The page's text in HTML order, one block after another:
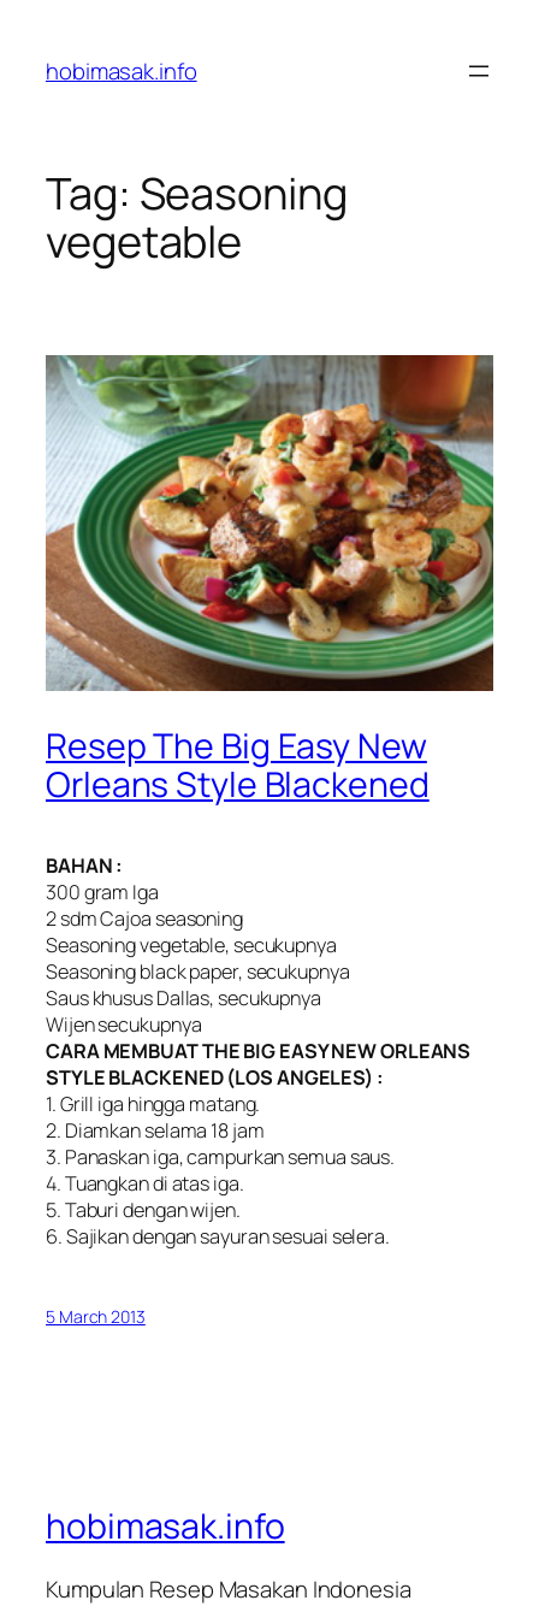
content
hobimasak.info
Tag: Seasoning
vegetable
Resep The Big Easy New
Orleans Style Blackened
BAHAN :
300 gram Iga
2 sdm Cajoa seasoning
Seasoning vegetable, secukupnya
Seasoning black paper, secukupnya
Saus khusus Dallas, secukupnya
Wijen secukupnya
CARA MEMBUAT THE BIG EASY NEW ORLEANS
STYLE BLACKENED (LOS ANGELES) :
1. Grill iga hingga matang.
2. Diamkan selama 18 jam
3. Panaskan iga, campurkan semua saus.
4. Tuangkan di atas iga.
5. Taburi dengan wijen.
6. Sajikan dengan sayuran sesuai selera.
5 March 2013
hobimasak.info
Kumpulan Resep Masakan Indonesia